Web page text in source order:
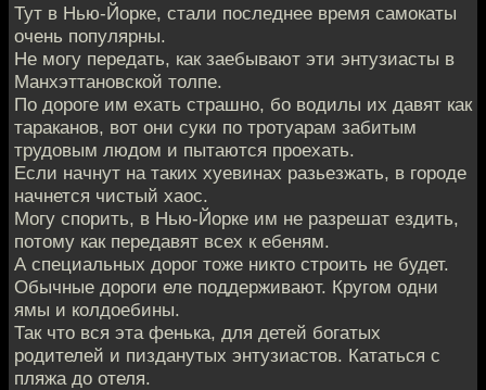
Тут в Нью-Йорке, стали последнее время самокаты
очень популярны.
Не могу передать, как заебывают эти энтузиасты в
Манхэттановской толпе.
По дороге им ехать страшно, бо водилы их давят как
тараканов, вот они суки по тротуарам забитым
трудовым людом и пытаются проехать.
Если начнут на таких хуевинах разьезжать, в городе
начнется чистый хаос.
Могу спорить, в Нью-Йорке им не разрешат ездить,
потому как передавят всех к ебеням.
А специальных дорог тоже никто строить не будет.
Обычные дороги еле поддерживают. Кругом одни
ямы и колдоебины.
Так что вся эта фенька, для детей богатых
родителей и пизданутых энтузиастов. Кататься с
пляжа до отеля.